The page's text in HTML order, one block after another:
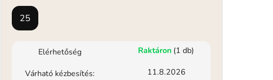
25
Elérhetőség Raktáron (1 db)
Várható kézbesítés: 11.8.2026